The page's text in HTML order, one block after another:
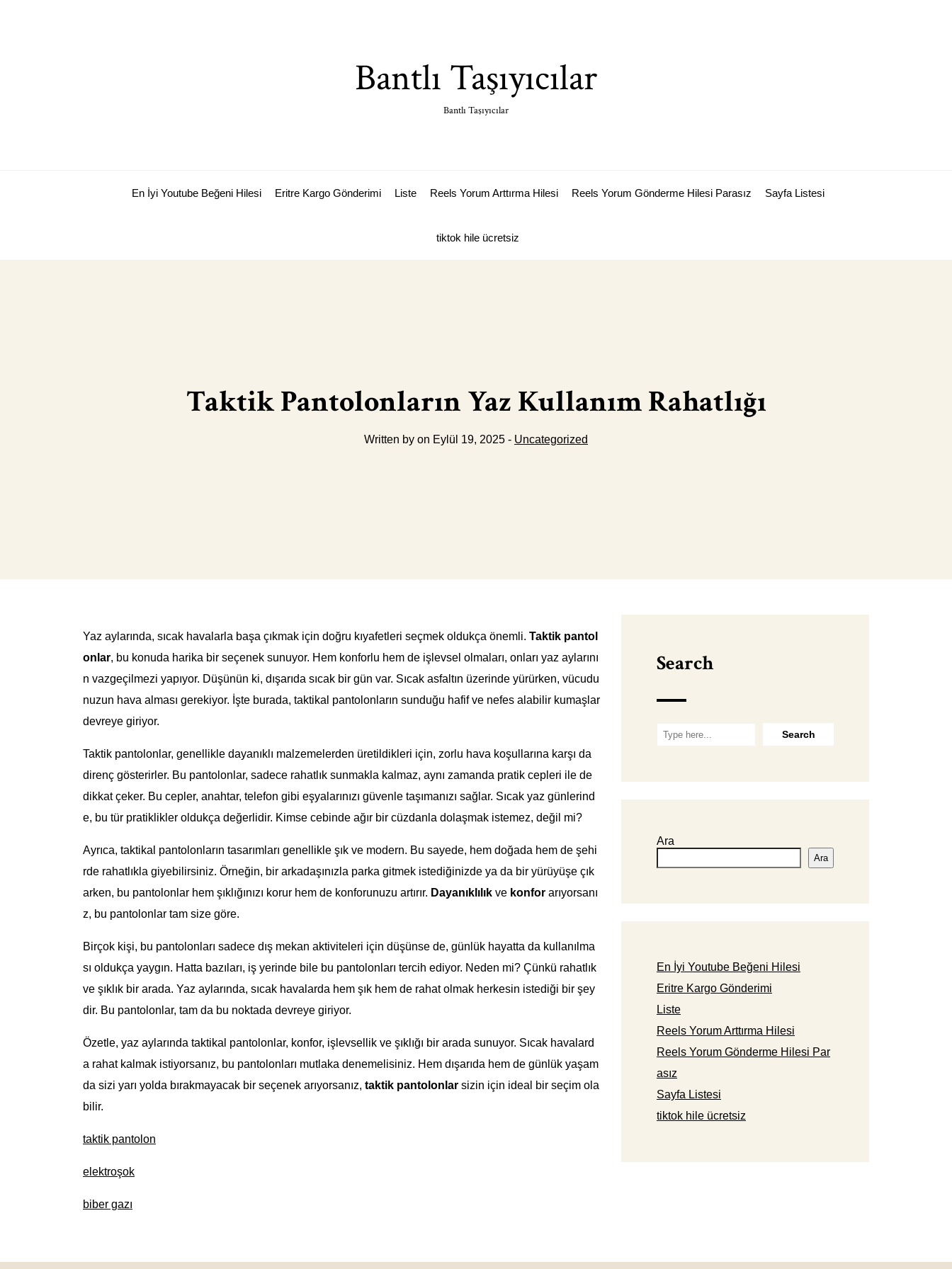
Bantlı Taşıyıcılar
Bantlı Taşıyıcılar
En İyi Youtube Beğeni Hilesi Eritre Kargo Gönderimi Liste Reels Yorum Arttırma Hilesi Reels Yorum Gönderme Hilesi Parasız Sayfa Listesi
tiktok hile ücretsiz
Taktik Pantolonların Yaz Kullanım Rahatlığı
Written by on Eylül 19, 2025 - Uncategorized
Yaz aylarında, sıcak havalarla başa çıkmak için doğru kıyafetleri seçmek oldukça önemli. Taktik pantol
onlar, bu konuda harika bir seçenek sunuyor. Hem konforlu hem de işlevsel olmaları, onları yaz aylarını
n vazgeçilmezi yapıyor. Düşünün ki, dışarıda sıcak bir gün var. Sıcak asfaltın üzerinde yürürken, vücudu
nuzun hava alması gerekiyor. İşte burada, taktikal pantolonların sunduğu hafif ve nefes alabilir kumaşlar
devreye giriyor.
Taktik pantolonlar, genellikle dayanıklı malzemelerden üretildikleri için, zorlu hava koşullarına karşı da
direnç gösterirler. Bu pantolonlar, sadece rahatlık sunmakla kalmaz, aynı zamanda pratik cepleri ile de
dikkat çeker. Bu cepler, anahtar, telefon gibi eşyalarınızı güvenle taşımanızı sağlar. Sıcak yaz günlerind
e, bu tür pratiklikler oldukça değerlidir. Kimse cebinde ağır bir cüzdanla dolaşmak istemez, değil mi?
Ayrıca, taktikal pantolonların tasarımları genellikle şık ve modern. Bu sayede, hem doğada hem de şehi
rde rahatlıkla giyebilirsiniz. Örneğin, bir arkadaşınızla parka gitmek istediğinizde ya da bir yürüyüşe çık
arken, bu pantolonlar hem şıklığınızı korur hem de konforunuzu artırır. Dayanıklılık ve konfor arıyorsanı
z, bu pantolonlar tam size göre.
Birçok kişi, bu pantolonları sadece dış mekan aktiviteleri için düşünse de, günlük hayatta da kullanılma
sı oldukça yaygın. Hatta bazıları, iş yerinde bile bu pantolonları tercih ediyor. Neden mi? Çünkü rahatlık
ve şıklık bir arada. Yaz aylarında, sıcak havalarda hem şık hem de rahat olmak herkesin istediği bir şey
dir. Bu pantolonlar, tam da bu noktada devreye giriyor.
Özetle, yaz aylarında taktikal pantolonlar, konfor, işlevsellik ve şıklığı bir arada sunuyor. Sıcak havalard
a rahat kalmak istiyorsanız, bu pantolonları mutlaka denemelisiniz. Hem dışarıda hem de günlük yaşam
da sizi yarı yolda bırakmayacak bir seçenek arıyorsanız, taktik pantolonlar sizin için ideal bir seçim ola
bilir.
taktik pantolon
elektroşok
biber gazı
Search
Ara
Ara
En İyi Youtube Beğeni Hilesi
Eritre Kargo Gönderimi
Liste
Reels Yorum Arttırma Hilesi
Reels Yorum Gönderme Hilesi Par
asız
Sayfa Listesi
tiktok hile ücretsiz